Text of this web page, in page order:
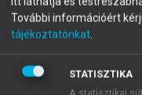
zárja ki a cselekmény
Nincs
bűncselekményeknél,
büntethetőség egyik
További információért
tájékoztatónkat
STATISZTIKA
A statisztikai